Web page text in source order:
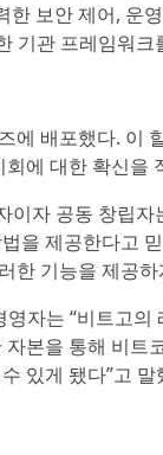
보안 제어, 운
기관 프레임워크
에 배포했다. 이
에 대한 확신을
자 공동 창립
을 제공한다고
한 기능을 제공
자는 “비트고
본을 통해 비
있게 됐다”고 말